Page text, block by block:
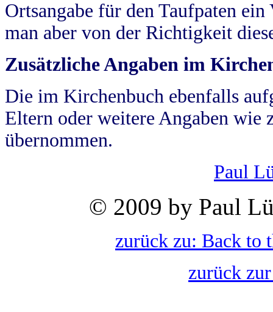
Ortsangabe für den Taufpaten
man aber von der Richtigkeit
Zusätzliche Angaben im
Die im Kirchenbuch ebenfalls
Eltern oder weitere Angaben wie
übernommen.
Paul
© 2009 by Paul
zurück zu: Back to
zurück